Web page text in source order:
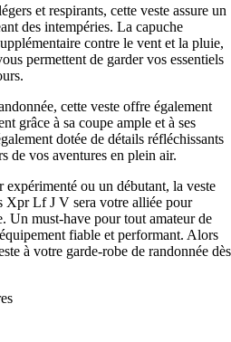
et respirants, cette veste assure un
des intempéries. La capuche
contre le vent et la pluie,
permettent de garder vos essentiels
cette veste offre également
grâce à sa coupe ample et à ses
dotée de détails réfléchissants
de vos aventures en plein air.
ou un débutant, la veste
Xpr Lf J V sera votre alliée pour
Un must-have pour tout amateur de
fiable et performant. Alors
à votre garde-robe de randonnée dès